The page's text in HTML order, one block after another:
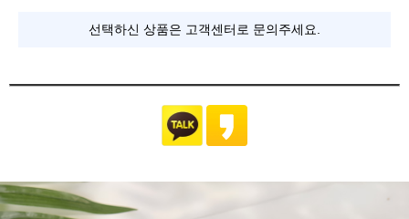
선택하신 상품은 고객센터로 문의주세요.